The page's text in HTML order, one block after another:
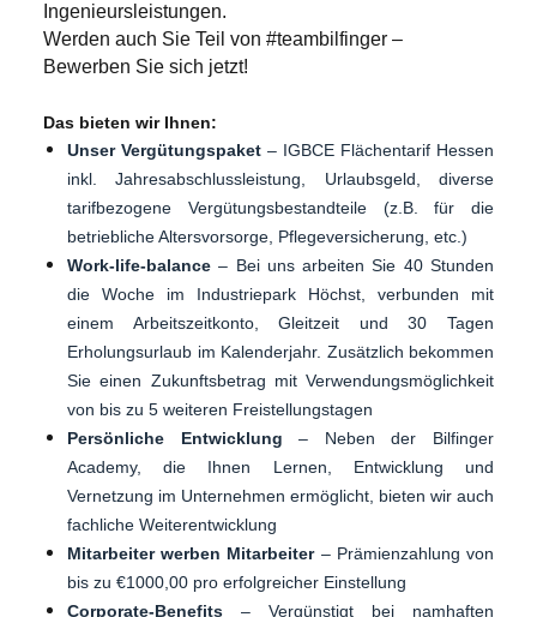
Ingenieursleistungen.
Werden auch Sie Teil von #teambilfinger –
Bewerben Sie sich jetzt!
Das bieten wir Ihnen:
Unser Vergütungspaket – IGBCE Flächentarif Hessen
inkl. Jahresabschlussleistung, Urlaubsgeld, diverse
tarifbezogene Vergütungsbestandteile (z.B. für die
betriebliche Altersvorsorge, Pflegeversicherung, etc.)
Work-life-balance – Bei uns arbeiten Sie 40 Stunden
die Woche im Industriepark Höchst, verbunden mit
einem Arbeitszeitkonto, Gleitzeit und 30 Tagen
Erholungsurlaub im Kalenderjahr. Zusätzlich bekommen
Sie einen Zukunftsbetrag mit Verwendungsmöglichkeit
von bis zu 5 weiteren Freistellungstagen
Persönliche Entwicklung–
Neben der Bilfinger
Academy, die Ihnen Lernen, Entwicklung und
Vernetzung im Unternehmen ermöglicht, bieten wir auch
fachliche Weiterentwicklung
Mitarbeiter werben Mitarbeiter– Prämienzahlung von
bis zu €1000,00 pro erfolgreicher Einstellung
Corporate-Benefits –
Vergünstigt bei namhaften